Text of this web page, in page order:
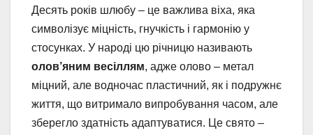
Десять років шлюбу – це важлива віха, яка
символізує міцність, гнучкість і гармонію у
стосунках. У народі цю річницю називають
олов’яним весіллям, адже олово – метал
міцний, але водночас пластичний, як і подружнє
життя, що витримало випробування часом, але
зберегло здатність адаптуватися. Це свято –